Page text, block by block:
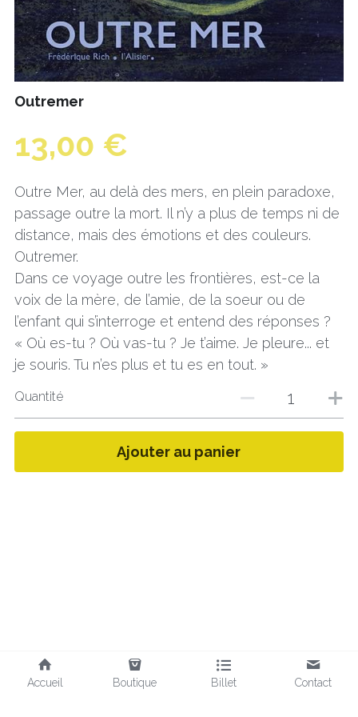
Outremer
13,00 €
Outre Mer, au delà des mers, en plein paradoxe,
passage outre la mort. Il n’y a plus de temps ni de
distance, mais des émotions et des couleurs.
Outremer.
Dans ce voyage outre les frontières, est-ce la
voix de la mère, de l’amie, de la soeur ou de
l’enfant qui s’interroge et entend des réponses ?
« Où es-tu ? Où vas-tu ? Je t’aime. Je pleure... et
je souris. Tu n’es plus et tu es en tout. »
Quantité
Ajouter au panier
Accueil Boutique Billet Contact